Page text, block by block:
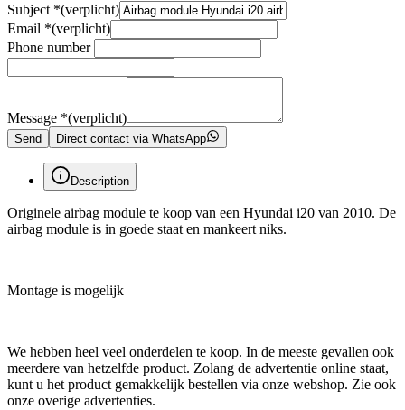
Subject *(verplicht)
Email *(verplicht)
Phone number
Message *(verplicht)
Send Direct contact via WhatsApp
Description
Originele airbag module te koop van een Hyundai i20 van 2010. De
airbag module is in goede staat en mankeert niks.
Montage is mogelijk
We hebben heel veel onderdelen te koop. In de meeste gevallen ook
meerdere van hetzelfde product. Zolang de advertentie online staat,
kunt u het product gemakkelijk bestellen via onze webshop. Zie ook
onze overige advertenties.